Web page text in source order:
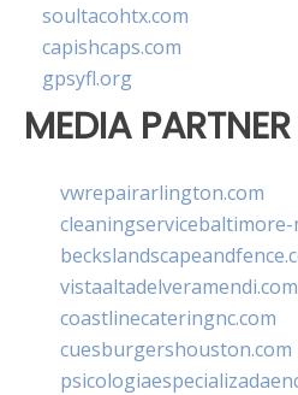
soultacohtx.com
capishcaps.com
gpsyfl.org
MEDIA
vwrepairarlington.com
cleaningservicebaltimore-
vistaaltadelveramendi.com
coastlinecateringnc.com
cuesburgershouston.com